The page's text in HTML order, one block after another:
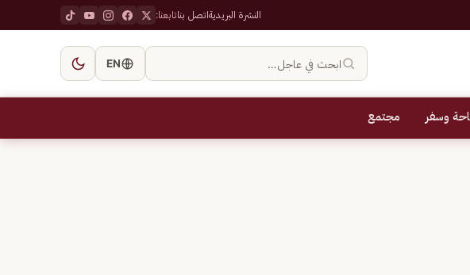
النشرة البريديةاتصل بناتابعنا:
ابحث في عاجل… EN
وسفر مجتمع